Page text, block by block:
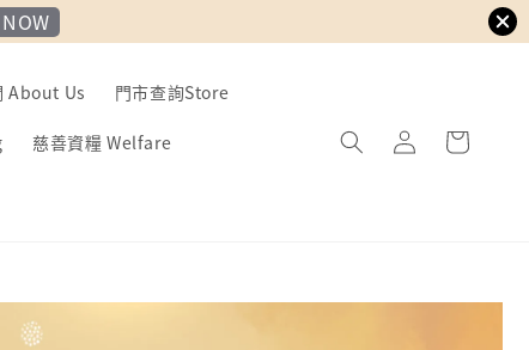
About Us 門市查詢Store
慈善資糧 Welfare